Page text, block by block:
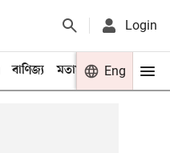
Login
বাণিজ্য মতামত খেলা
Eng